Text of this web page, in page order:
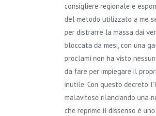
consigliere regionale e
del metodo utilizzato a me
per distrarre la massa dai
bloccata da mesi, con una
proclami non ha visto
da fare per impiegare il
inutile. Con questo decreto
malavitoso rilanciando una
che reprime il dissenso è